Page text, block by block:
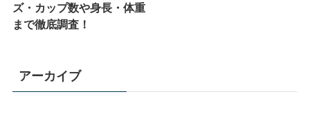
ズ・カップ数や身長・体重
まで徹底調査！
アーカイブ